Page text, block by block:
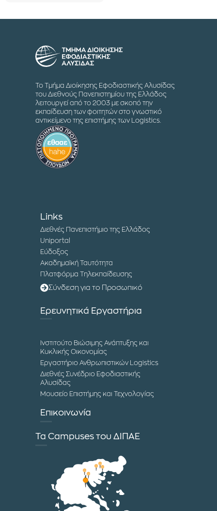
Το Τμήμα Διοίκησης Εφοδιαστικής Αλυσίδας
του Διεθνούς Πανεπιστημίου της Ελλάδος
λειτουργεί από το 2003 με σκοπό την
εκπαίδευση των φοιτητών στο γνωστικό
αντικείμενο της επιστήμης των Logistics.
Links
Διεθνές Πανεπιστήμιο της Ελλάδος
Uniportal
Εύδοξος
Ακαδημαϊκή Ταυτότητα
Πλατφόρμα Τηλεκπαίδευσης
Σύνδεση για το Προσωπικό
Ερευνητικά Εργαστήρια
Ινστιτούτο Βιώσιμης Ανάπτυξης και
Κυκλικής Οικονομίας
Εργαστήριο Ανθρωπιστικών Logistics
Διεθνές Συνέδριο Εφοδιαστικής
Αλυσίδας
Μουσείο Επιστήμης και Τεχνολογίας
Επικοινωνία
Τα Campuses του ΔΙΠΑΕ